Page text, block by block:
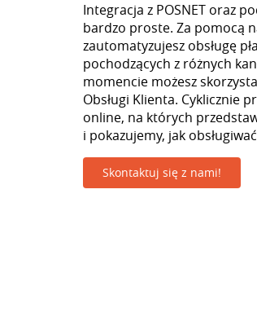
Integracja z POSNET oraz
bardzo proste. Za pomocą
zautomatyzujesz obsługę
pochodzących z różnych
momencie możesz
Obsługi Klienta. Cyklicznie
online, na których
i pokazujemy, jak
Skontaktuj się z nami!